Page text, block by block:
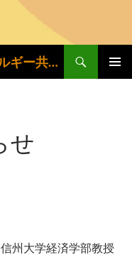
NECO（一般社団法人自然エネルギー共同設置推進機構）
せ
州大学経済学部教授